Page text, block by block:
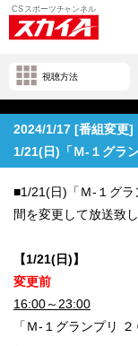
視聴方法
2024/1/17 [番組変更]
1/21(日)「Ｍ-１グラ
■1/21(日)「Ｍ-１グ
間を変更して放送致し
【​1/21(日)】
変更前
16:00～23:00
「Ｍ-１グランプリ